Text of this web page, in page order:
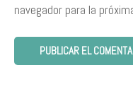
navegador para la